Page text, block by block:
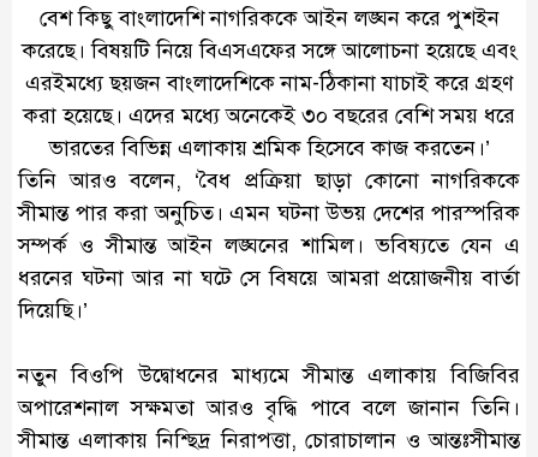
বেশ কিছু বাংলাদেশি নাগরিককে আইন লঙ্ঘন করে পুশইন
করেছে। বিষয়টি নিয়ে বিএসএফের সঙ্গে আলোচনা হয়েছে এবং
এরইমধ্যে ছয়জন বাংলাদেশিকে নাম-ঠিকানা যাচাই করে গ্রহণ
করা হয়েছে। এদের মধ্যে অনেকেই ৩০ বছরের বেশি সময় ধরে
ভারতের বিভিন্ন এলাকায় শ্রমিক হিসেবে কাজ করতেন।’
তিনি আরও বলেন, ‘বৈধ প্রক্রিয়া ছাড়া কোনো নাগরিককে
সীমান্ত পার করা অনুচিত। এমন ঘটনা উভয় দেশের পারস্পরিক
সম্পর্ক ও সীমান্ত আইন লঙ্ঘনের শামিল। ভবিষ্যতে যেন এ
ধরনের ঘটনা আর না ঘটে সে বিষয়ে আমরা প্রয়োজনীয় বার্তা
দিয়েছি।’
নতুন বিওপি উদ্বোধনের মাধ্যমে সীমান্ত এলাকায় বিজিবির
অপারেশনাল সক্ষমতা আরও বৃদ্ধি পাবে বলে জানান তিনি।
সীমান্ত এলাকায় নিশ্ছিদ্র নিরাপত্তা, চোরাচালান ও আন্তঃসীমান্ত